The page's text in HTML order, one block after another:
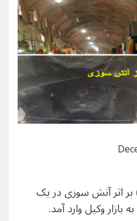
سال پیش (آبان ۱۴۰۱) بر اثر آتش سوزی در یک
وکیل وارد آمد.